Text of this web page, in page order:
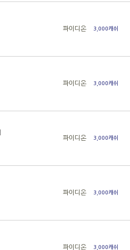
파이디온 3,000캐쉬
파이디온 3,000캐쉬
파이디온 3,000캐쉬
파이디온 3,000캐쉬
파이디온 3,000캐쉬